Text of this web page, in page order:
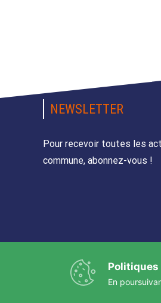
NEWSLETTER
Pour recevoir toutes les
commune, abonnez-vous !
En